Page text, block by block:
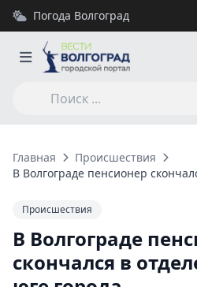
Погода Волгоград
Главная
Происшествия
В Волгограде пенсионер
Происшествия
В Волгограде
скончался в